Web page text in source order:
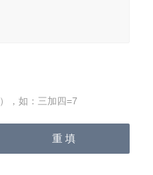
，如：三加四=7